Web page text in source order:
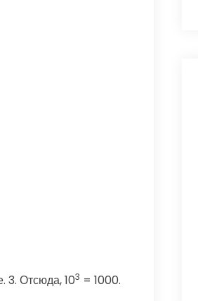
3. Отсюда, 103 = 1000.